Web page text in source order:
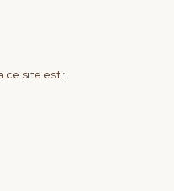
ce site est :